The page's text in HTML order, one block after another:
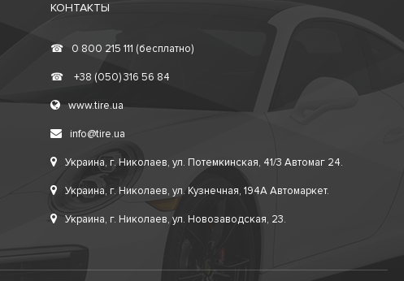
КОНТАКТЫ
☎ 0 800 215 111 (бесплатно)
☎ +38 (050) 316 56 84
www.tire.ua
info@tire.ua
Украина, г. Николаев, ул. Потемкинская, 41/3 Автомаг 24.
Украина, г. Николаев, ул. Кузнечная, 194А Автомаркет.
Украина, г. Николаев, ул. Новозаводская, 23.